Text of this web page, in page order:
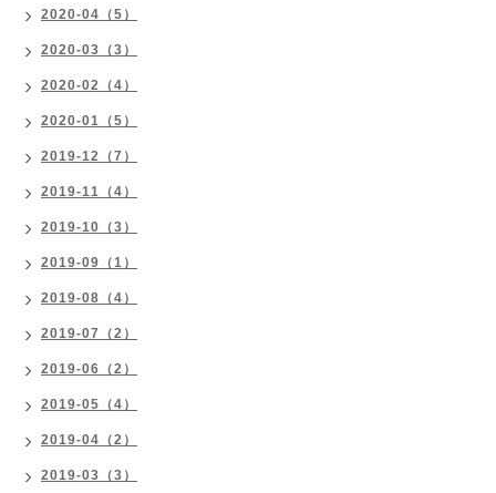
2020-04（5）
2020-03（3）
2020-02（4）
2020-01（5）
2019-12（7）
2019-11（4）
2019-10（3）
2019-09（1）
2019-08（4）
2019-07（2）
2019-06（2）
2019-05（4）
2019-04（2）
2019-03（3）